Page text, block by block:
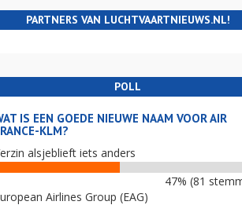
PARTNERS VAN LUCHTVAARTNIEUWS.NL!
POLL
IS EEN GOEDE NIEUWE NAAM VOOR AIR
KLM?
alsjeblieft iets anders
47% (81
Airlines Group (EAG)